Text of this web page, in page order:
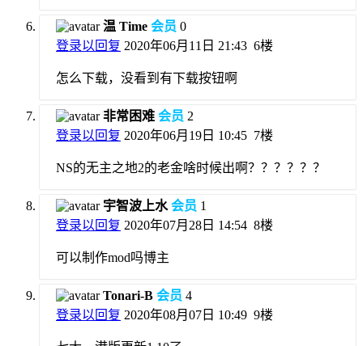
温 Time 会员 0
登录以回复 2020年06月11日 21:43 6楼
怎么下载，没看到有下载按钮啊
非常困难 会员 2
登录以回复 2020年06月19日 10:45 7楼
NS的无主之地2的老金啥时候出啊？？？？？？
宇智波上水会员 1
登录以回复 2020年07月28日 14:54 8楼
可以制作mod吗博主
Tonari-B 会员 4
登录以回复 2020年08月07日 10:49 9楼